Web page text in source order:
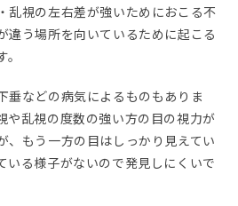
乱視の左右差が強いためにおこる不
違う場所を向いているために起こる
垂などの病気によるものもありま
や乱視の度数の強い方の目の視力が
、もう一方の目はしっかり見えてい
いる様子がないので発見しにくいで